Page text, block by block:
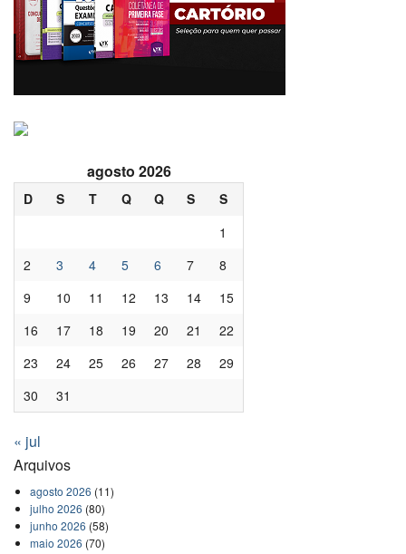
agosto 2026
D S T Q Q S
S
1
2
3 4 5 6 7
8
9
10 11 12 13 14
15
16
17 18 19 20 21
22
23
24 25 26 27 28
29
30
31
« jul
Arquivos
agosto 2026 (11)
julho 2026 (80)
junho 2026 (58)
maio 2026 (70)